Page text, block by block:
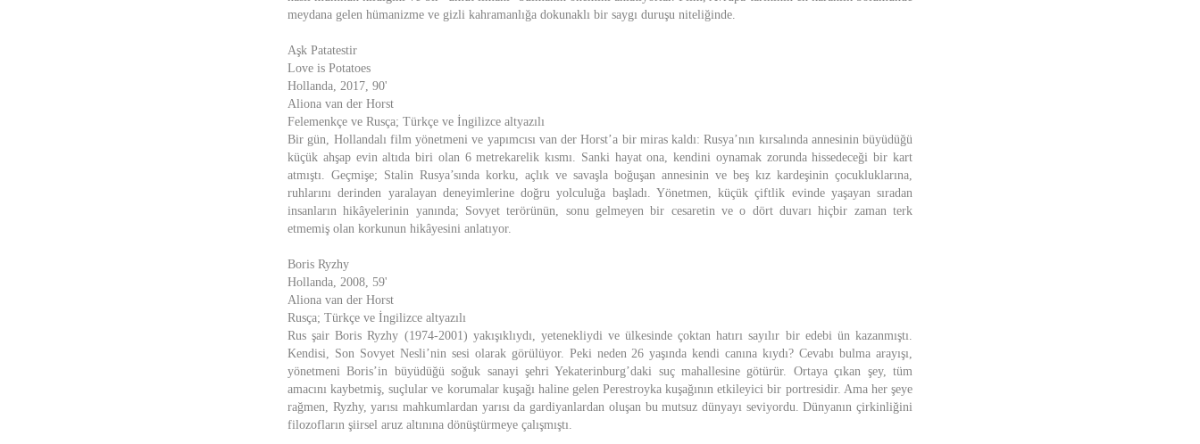
meydana gelen hümanizme ve gizli kahramanlığa dokunaklı bir saygı duruşu niteliğinde.
Aşk Patatestir
Love is Potatoes
Hollanda, 2017, 90'
Aliona van der Horst
Felemenkçe ve Rusça; Türkçe ve İngilizce altyazılı
Bir gün, Hollandalı film yönetmeni ve yapımcısı van der Horst’a bir miras kaldı: Rusya’nın kırsalında annesinin büyüdüğü
küçük ahşap evin altıda biri olan 6 metrekarelik kısmı. Sanki hayat ona, kendini oynamak zorunda hissedeceği bir kart
atmıştı. Geçmişe; Stalin Rusya’sında korku, açlık ve savaşla boğuşan annesinin ve beş kız kardeşinin çocukluklarına,
ruhlarını derinden yaralayan deneyimlerine doğru yolculuğa başladı. Yönetmen, küçük çiftlik evinde yaşayan sıradan
insanların hikâyelerinin yanında; Sovyet terörünün, sonu gelmeyen bir cesaretin ve o dört duvarı hiçbir zaman terk
etmemiş olan korkunun hikâyesini anlatıyor.
Boris Ryzhy
Hollanda, 2008, 59'
Aliona van der Horst
Rusça; Türkçe ve İngilizce altyazılı
Rus şair Boris Ryzhy (1974-2001) yakışıklıydı, yetenekliydi ve ülkesinde çoktan hatırı sayılır bir edebi ün kazanmıştı.
Kendisi, Son Sovyet Nesli’nin sesi olarak görülüyor. Peki neden 26 yaşında kendi canına kıydı? Cevabı bulma arayışı,
yönetmeni Boris’in büyüdüğü soğuk sanayi şehri Yekaterinburg’daki suç mahallesine götürür. Ortaya çıkan şey, tüm
amacını kaybetmiş, suçlular ve korumalar kuşağı haline gelen Perestroyka kuşağının etkileyici bir portresidir. Ama her şeye
rağmen, Ryzhy, yarısı mahkumlardan yarısı da gardiyanlardan oluşan bu mutsuz dünyayı seviyordu. Dünyanın çirkinliğini
filozofların şiirsel aruz altınına dönüştürmeye çalışmıştı.